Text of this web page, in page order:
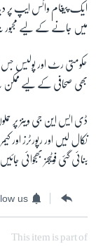
ایک پیغام واٹس ایپ پر دیا
میں جانے کے لیے مجبور
حکومتی رٹ اور پولیس
بھی صحافی کے لیے ممکن
ڈی ایس این جی وینز پر
نکال لیں اور رپورٹرز اور
بنائی گئی فوٹیجز بھجوائی
us
This item is part of